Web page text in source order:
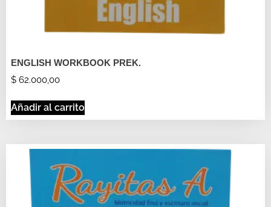
ENGLISH WORKBOOK PREK.
$ 62.000,00
Añadir al carrito